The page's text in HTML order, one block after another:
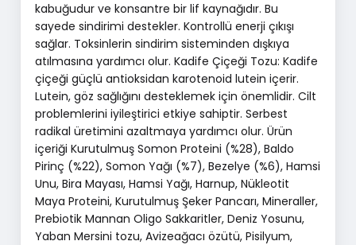
kabuğudur ve konsantre bir lif kaynağıdır. Bu
sayede sindirimi destekler. Kontrollü enerji çıkışı
sağlar. Toksinlerin sindirim sisteminden dışkıya
atılmasına yardımcı olur. Kadife Çiçeği Tozu: Kadife
çiçeği güçlü antioksidan karotenoid lutein içerir.
Lutein, göz sağlığını desteklemek için önemlidir. Cilt
problemlerini iyileştirici etkiye sahiptir. Serbest
radikal üretimini azaltmaya yardımcı olur. Ürün
içeriği Kurutulmuş Somon Proteini (%28), Baldo
Pirinç (%22), Somon Yağı (%7), Bezelye (%6), Hamsi
Unu, Bira Mayası, Hamsi Yağı, Harnup, Nükleotit
Maya Proteini, Kurutulmuş Şeker Pancarı, Mineraller,
Prebiotik Mannan Oligo Sakkaritler, Deniz Yosunu,
Yaban Mersini tozu, Avizeağacı özütü, Pisilyum,